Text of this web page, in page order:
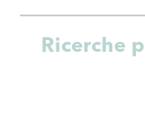
Ricerche